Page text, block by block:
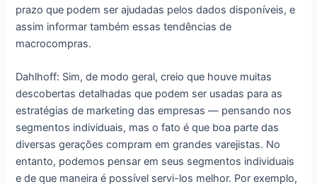
prazo que podem ser ajudadas pelos dados disponíveis, e
assim informar também essas tendências de
macrocompras.
Dahlhoff: Sim, de modo geral, creio que houve muitas
descobertas detalhadas que podem ser usadas para as
estratégias de marketing das empresas ― pensando nos
segmentos individuais, mas o fato é que boa parte das
diversas gerações compram em grandes varejistas. No
entanto, podemos pensar em seus segmentos individuais
e de que maneira é possível servi-los melhor. Por exemplo,